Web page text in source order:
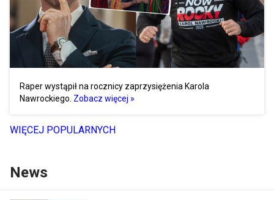
Raper wystąpił na rocznicy zaprzysiężenia Karola
Nawrockiego. Zobacz więcej »
WIĘCEJ POPULARNYCH
News